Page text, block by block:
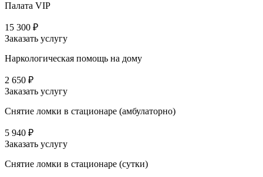
Палата VIP
15 300 ₽
Заказать услугу
Наркологическая помощь на дому
2 650 ₽
Заказать услугу
Снятие ломки в стационаре (амбулаторно)
5 940 ₽
Заказать услугу
Снятие ломки в стационаре (сутки)